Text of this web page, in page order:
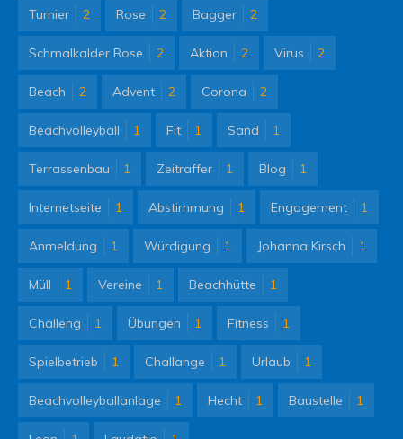
Turnier 2 Rose 2 Bagger 2
Schmalkalder Rose 2 Aktion 2 Virus 2
Beach 2 Advent 2 Corona 2
Beachvolleyball 1 Fit 1 Sand 1
Terrassenbau 1 Zeitraffer 1 Blog 1
Internetseite 1 Abstimmung 1 Engagement 1
Anmeldung 1 Würdigung 1 Johanna Kirsch 1
Müll 1 Vereine 1 Beachhütte 1
Challeng 1 Übungen 1 Fitness 1
Spielbetrieb 1 Challange 1 Urlaub 1
Beachvolleyballanlage 1 Hecht 1 Baustelle 1